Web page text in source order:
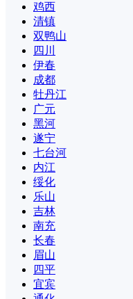
鸡西
清镇
双鸭山
四川
伊春
成都
牡丹江
广元
黑河
遂宁
七台河
内江
绥化
乐山
吉林
南充
长春
眉山
四平
宜宾